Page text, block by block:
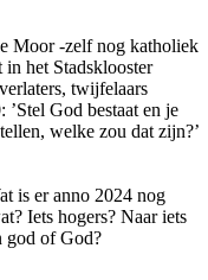
Moor -zelf nog katholiek
in het Stadsklooster
twijfelaars
’Stel God bestaat en je
welke zou dat zijn?’
is er anno 2024 nog
Iets hogers? Naar iets
god of God?